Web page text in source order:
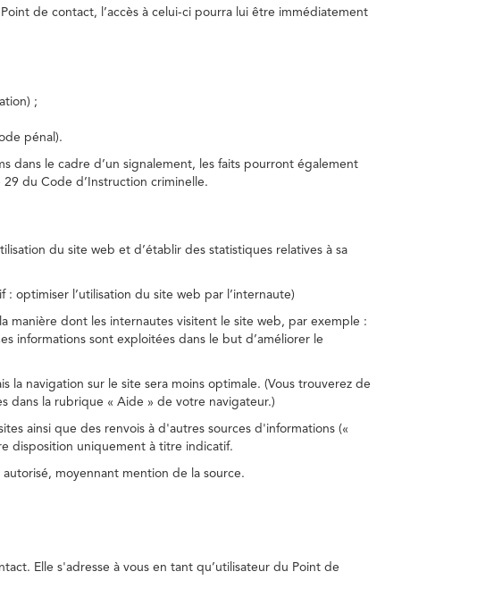
de contact, l’accès à celui-ci pourra lui être immédiatement
;
pénal).
dans le cadre d’un signalement, les faits pourront également
du Code d’Instruction criminelle.
du site web et d’établir des statistiques relatives à sa
optimiser l’utilisation du site web par l’internaute)
manière dont les internautes visitent le site web, par exemple :
informations sont exploitées dans le but d’améliorer le
la navigation sur le site sera moins optimale. (Vous trouverez de
dans la rubrique « Aide » de votre navigateur.)
ainsi que des renvois à d'autres sources d'informations («
disposition uniquement à titre indicatif.
moyennant mention de la source.
Elle s'adresse à vous en tant qu’utilisateur du Point de